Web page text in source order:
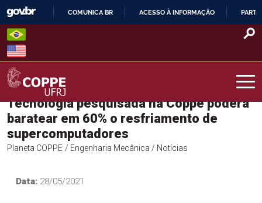
Skip
content
O
COMUNICA BR ACESSO À INFORMAÇÃO
COPPE – UFRJ
Tecnologia pesquisada na Coppe poderá
baratear em 60% o resfriamento de
supercomputadores
Planeta COPPE / Engenharia Mecânica / Notícias
Data: 28/05/2021